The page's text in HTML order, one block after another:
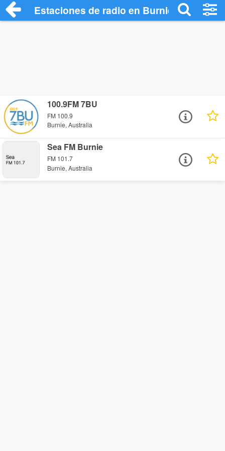
Estaciones de radio en Burnie -
100.9FM 7BU
FM 100.9
Burnie, Australia
Sea FM Burnie
FM 101.7
Burnie, Australia